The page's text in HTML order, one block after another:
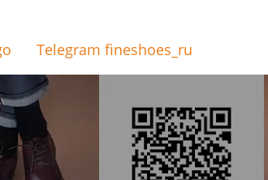
Telegram fineshoes_ru